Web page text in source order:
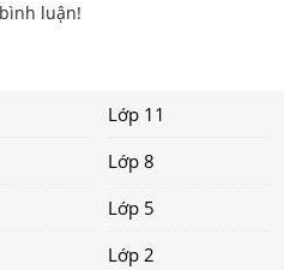
luận!
Lớp 11
Lớp 8
Lớp 5
Lớp 2